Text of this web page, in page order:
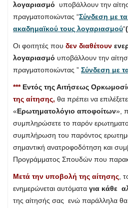
λογαριασμό υποβάλλουν την
πραγματοποιώντας “Σύνδεση με τα
ακαδημαϊκού τους λογαριασμού“
Οι φοιτητές που δεν διαθέτουν
λογαριασμό υποβάλλουν την
πραγματοποιώντας ” Σύνδεση με
*** Εντός της Αιτήσεως
της αίτησης, θα πρέπει να
«Ερωτηματολόγιο αποφοίτων»,
συμπληρώσετε το παρόν
συμπλήρωση του παρόντος
σημαντική ανατροφοδότηση και
Προγράμματος Σπουδών που
Μετά την υποβολή της αίτησης ,
ενημερώνεται αυτόματα για κάθε
της αίτησής σας ενώ παράλληλα θα